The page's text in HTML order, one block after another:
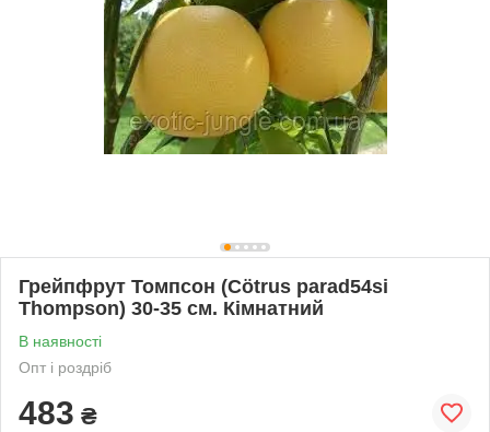
Грейпфрут Томпсон (Cötrus parad54si
Thompson) 30-35 см. Кімнатний
В наявності
Опт і роздріб
483 ₴